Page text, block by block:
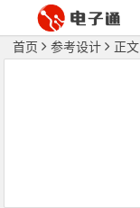
首页 参考设计 正文